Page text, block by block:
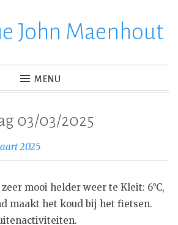
John Maenhout
MENU
03/03/2025
2025
mooi helder weer te Kleit: 6°C,
maakt het koud bij het fietsen.